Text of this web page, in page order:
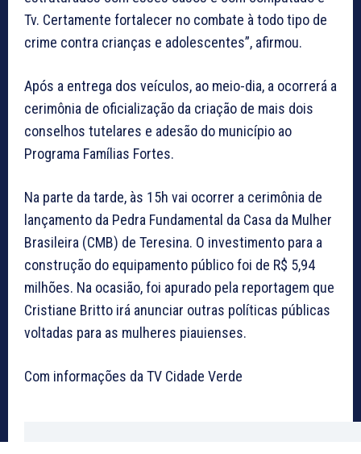
Tv. Certamente fortalecer no combate à todo tipo de
crime contra crianças e adolescentes”, afirmou.
Após a entrega dos veículos, ao meio-dia, a ocorrerá a
cerimônia de oficialização da criação de mais dois
conselhos tutelares e adesão do município ao
Programa Famílias Fortes.
Na parte da tarde, às 15h vai ocorrer a cerimônia de
lançamento da Pedra Fundamental da Casa da Mulher
Brasileira (CMB) de Teresina. O investimento para a
construção do equipamento público foi de R$ 5,94
milhões. Na ocasião, foi apurado pela reportagem que
Cristiane Britto irá anunciar outras políticas públicas
voltadas para as mulheres piauienses.
Com informações da TV Cidade Verde